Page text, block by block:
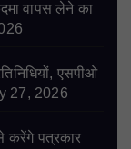
वापस लेने का
एसपीओ
27, 2026
करेंगे पत्रकार